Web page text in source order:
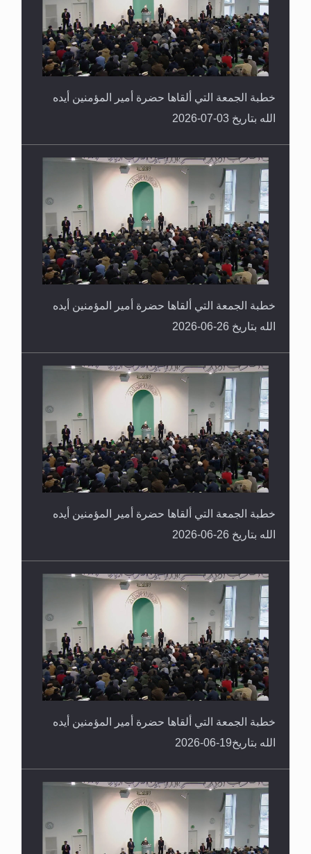
خطبة الجمعة التي ألقاها حضرة أمير المؤمنين أيده
الله بتاريخ 03-07-2026
خطبة الجمعة التي ألقاها حضرة أمير المؤمنين أيده
الله بتاريخ 26-06-2026
خطبة الجمعة التي ألقاها حضرة أمير المؤمنين أيده
الله بتاريخ 26-06-2026
خطبة الجمعة التي ألقاها حضرة أمير المؤمنين أيده
الله بتاريخ19-06-2026